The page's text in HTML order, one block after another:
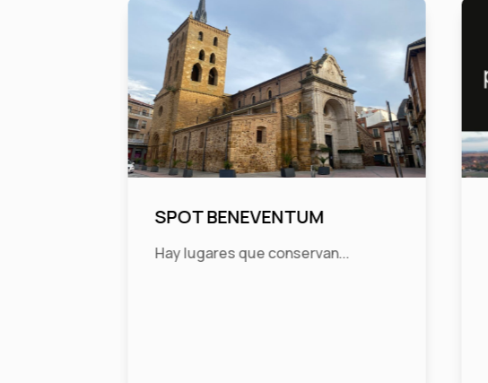
SPOT BENEVENTUM
Hay lugares que conservan...